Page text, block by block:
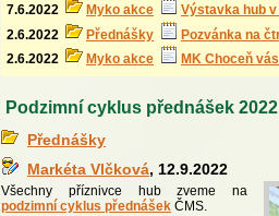
7.6.2022
Myko akce
Výstavka hub v
2.6.2022
Přednášky
Pozvánka na
2.6.2022
Myko akce MK Choceň
Podzimní cyklus přednášek 2022
Přednášky
Markéta Vlčková, 12.9.2022
Všechny příznivce hub zveme na
podzimní cyklus přednášek ČMS.